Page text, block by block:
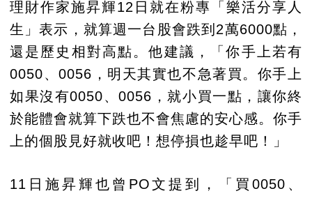
理財作家施昇輝12日就在粉專「樂活分享人
生」表示，就算週一台股會跌到2萬6000點，
還是歷史相對高點。他建議，「你手上若有
0050、0056，明天其實也不急著買。你手上
如果沒有0050、0056，就小買一點，讓你終
於能體會就算下跌也不會焦慮的安心感。你手
上的個股見好就收吧！想停損也趁早吧！」
11日施昇輝也曾PO文提到，「買0050、